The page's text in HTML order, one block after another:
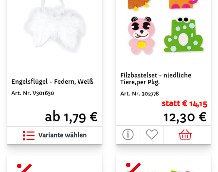
Engelsflügel - Federn, Weiß
Art. Nr. V301630
ab 1,79 €
Variante wählen
Filzbastelset - niedliche
Tiere,per Pkg.
Art. Nr. 302778
statt € 14,15
12,30 €